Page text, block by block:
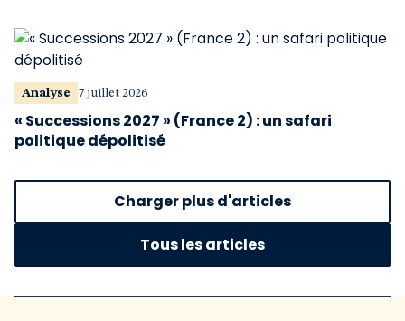
Analyse 7 juillet 2026
« Successions 2027 » (France 2) : un safari
politique dépolitisé
Charger plus d'articles
Tous les articles